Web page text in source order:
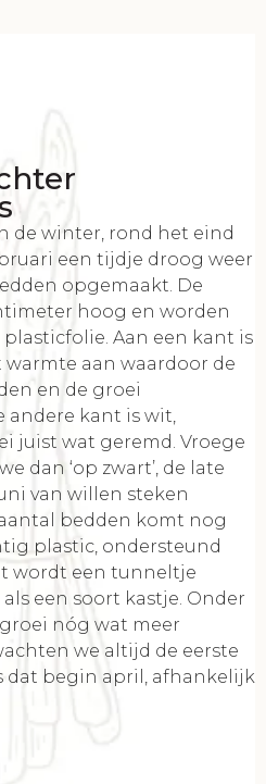
de winter, rond het eind
een tijdje droog weer
opgemaakt. De
hoog en worden
Aan een kant is
aan waardoor de
en de groei
andere kant is wit,
juist wat geremd. Vroege
dan ‘op zwart’, de late
van willen steken
bedden komt nog
plastic, ondersteund
wordt een tunneltje
een soort kastje. Onder
nóg wat meer
we altijd de eerste
dat begin april, afhankelijk